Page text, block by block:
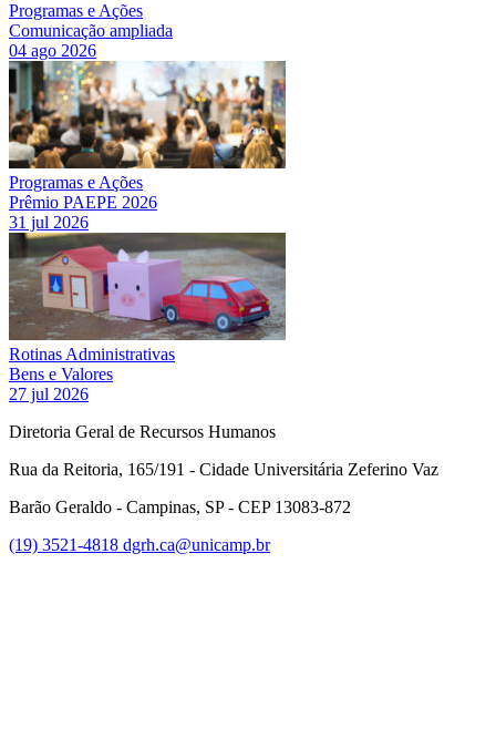
Programas e Ações
Comunicação ampliada
04 ago 2026
Programas e Ações
Prêmio PAEPE 2026
31 jul 2026
Rotinas Administrativas
Bens e Valores
27 jul 2026
Diretoria Geral de Recursos Humanos
Rua da Reitoria, 165/191 - Cidade Universitária Zeferino Vaz
Barão Geraldo - Campinas, SP - CEP 13083-872
(19) 3521-4818 dgrh.ca@unicamp.br